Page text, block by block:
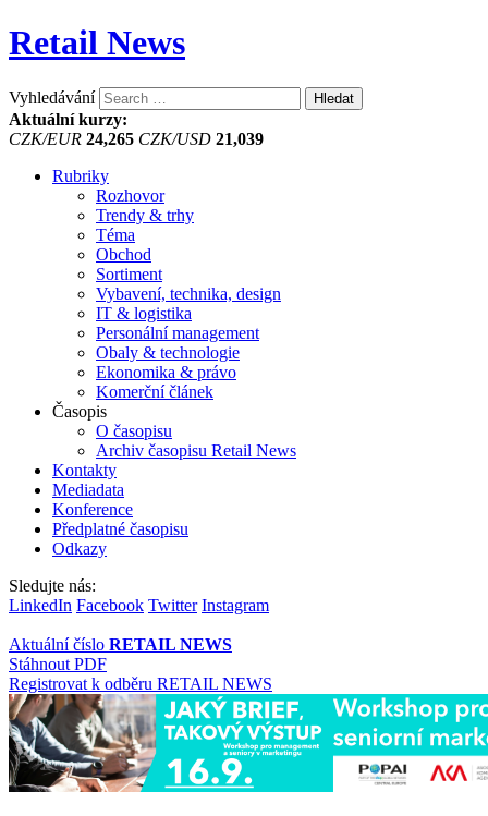
Retail News
Vyhledávání
Aktuální kurzy:
CZK/EUR 24,265 CZK/USD 21,039
Rubriky
Rozhovor
Trendy & trhy
Téma
Obchod
Sortiment
Vybavení, technika, design
IT & logistika
Personální management
Obaly & technologie
Ekonomika & právo
Komerční článek
Časopis
O časopisu
Archiv časopisu Retail News
Kontakty
Mediadata
Konference
Předplatné časopisu
Odkazy
Sledujte nás:
LinkedIn Facebook Twitter Instagram
Aktuální číslo RETAIL NEWS
Stáhnout PDF
Registrovat k odběru RETAIL NEWS